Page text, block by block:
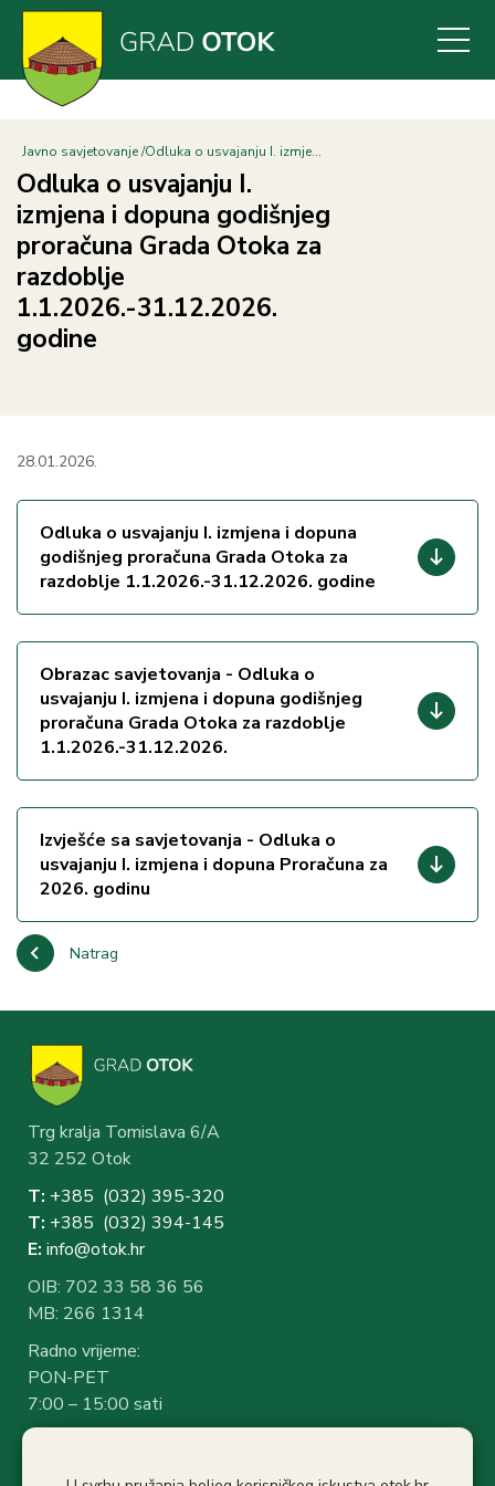
Skoči
glavni
sadržaj
Javno savjetovanje Odluka o usvajanju I. izmje...
Odluka o usvajanju I.
izmjena i dopuna godišnjeg
proračuna Grada Otoka za
razdoblje
1.1.2026.-31.12.2026.
godine
Natrag
28.01.2026.
Odluka o usvajanju I. izmjena i dopuna
godišnjeg proračuna Grada Otoka za
razdoblje 1.1.2026.-31.12.2026. godine
Obrazac savjetovanja - Odluka o
usvajanju I. izmjena i dopuna godišnjeg
proračuna Grada Otoka za razdoblje
1.1.2026.-31.12.2026.
Izvješće sa savjetovanja - Odluka o
usvajanju I. izmjena i dopuna Proračuna za
2026. godinu
Trg kralja Tomislava 6/A
32 252 Otok
T: +385 (032) 395-320
T: +385 (032) 394-145
E: info@otok.hr
OIB: 702 33 58 36 56
MB: 266 1314
Radno vrijeme:
PON-PET
7:00 – 15:00 sati